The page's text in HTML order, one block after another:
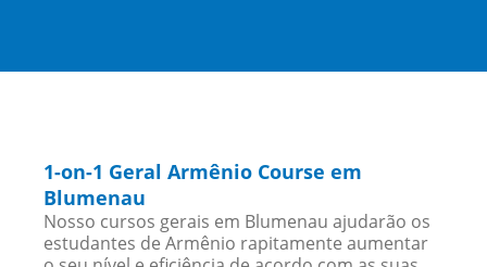
1-on-1 Geral Armênio Course em
Blumenau
Nosso cursos gerais em Blumenau ajudarão os
estudantes de Armênio rapitamente aumentar